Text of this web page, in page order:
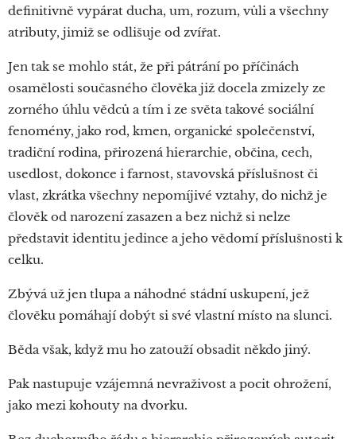
definitivně vypárat ducha, um, rozum, vůli a všechny
atributy, jimiž se odlišuje od zvířat.
Jen tak se mohlo stát, že při pátrání po příčinách
osamělosti současného člověka již docela zmizely ze
zorného úhlu vědců a tím i ze světa takové sociální
fenomény, jako rod, kmen, organické společenství,
tradiční rodina, přirozená hierarchie, občina, cech,
usedlost, dokonce i farnost, stavovská příslušnost či
vlast, zkrátka všechny nepomíjivé vztahy, do nichž je
člověk od narození zasazen a bez nichž si nelze
představit identitu jedince a jeho vědomí příslušnosti k
celku.
Zbývá už jen tlupa a náhodné stádní uskupení, jež
člověku pomáhají dobýt si své vlastní místo na slunci.
Běda však, když mu ho zatouží obsadit někdo jiný.
Pak nastupuje vzájemná nevraživost a pocit ohrožení,
jako mezi kohouty na dvorku.